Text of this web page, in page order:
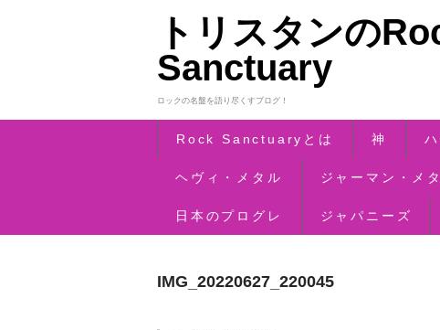
トリスタンの
Sanctuary
ロックの名盤を語り尽くすブログ！
Rock Sanctuaryとは 神
ヘヴィ・メタル ジャーマン・メ
日本のプログレ ジャパニーズ
IMG_20220627_220045